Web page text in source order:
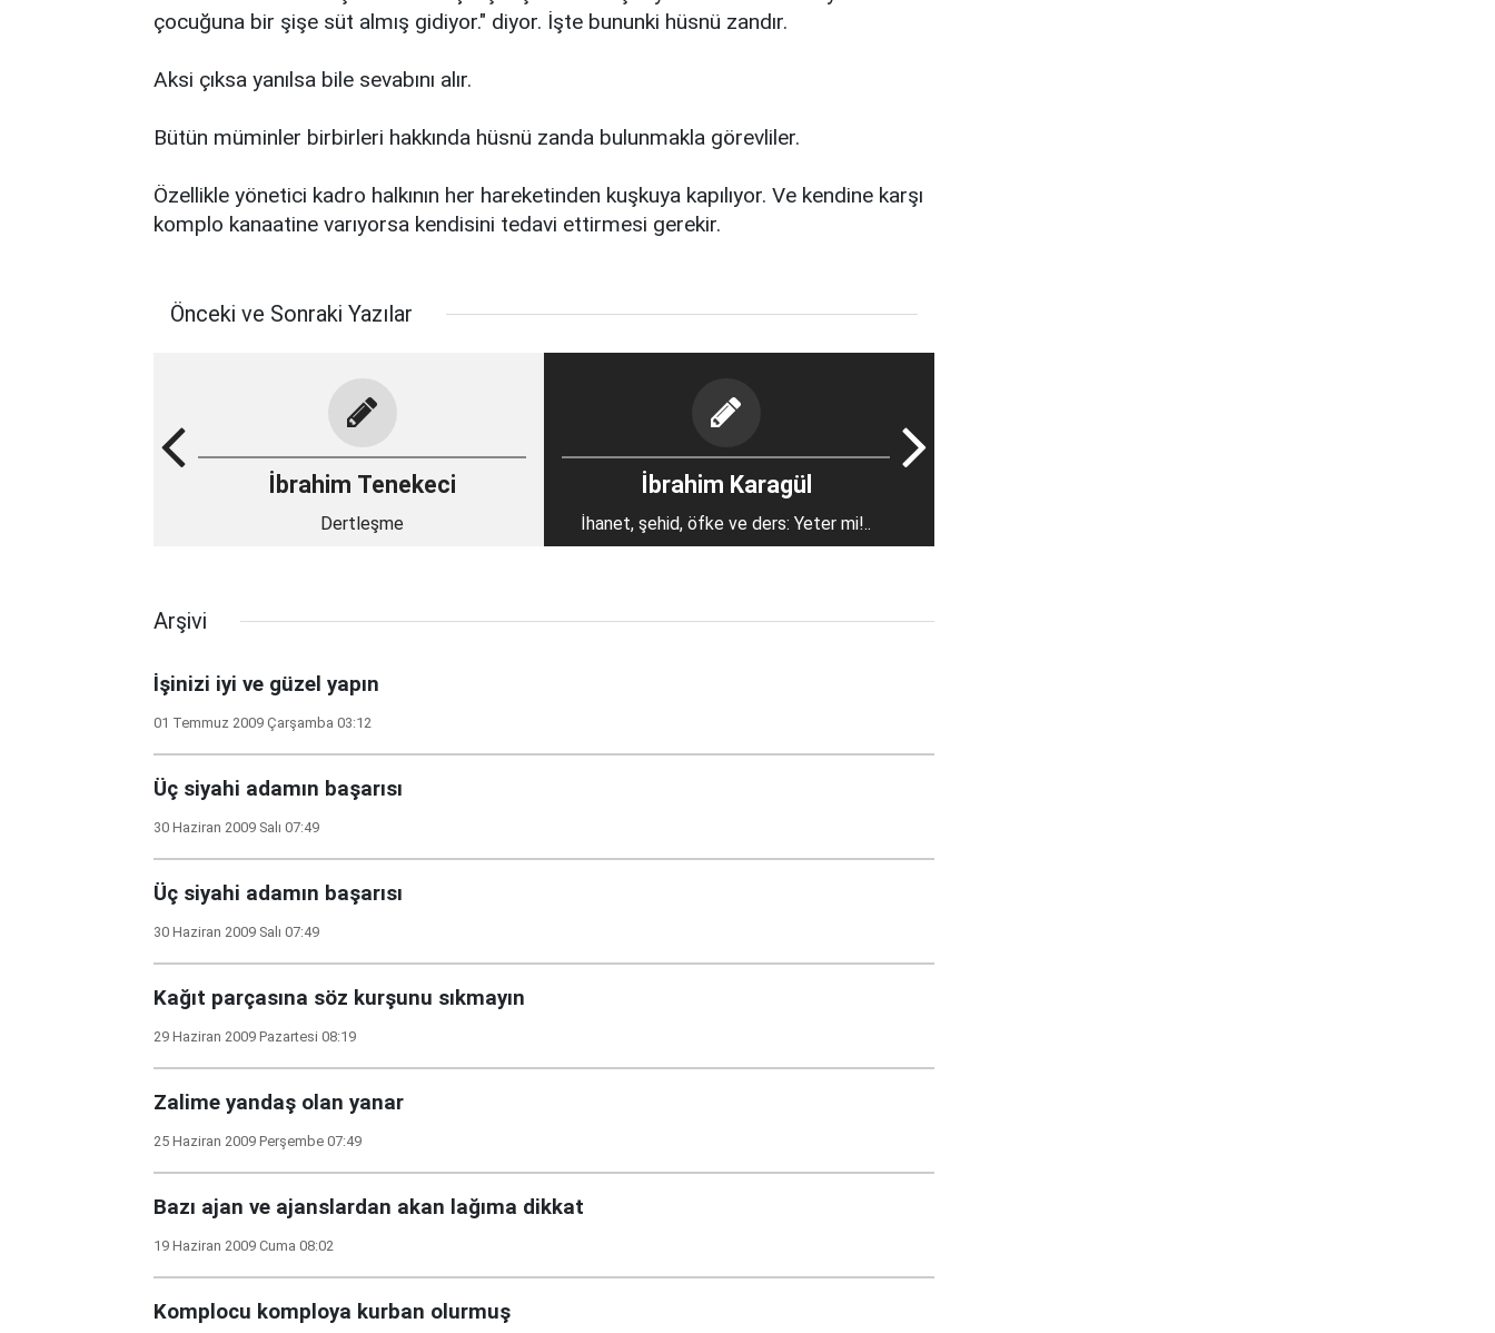
çocuğuna bir şişe süt almış gidiyor." diyor. İşte bununki hüsnü zandır.
Aksi çıksa yanılsa bile sevabını alır.
Bütün müminler birbirleri hakkında hüsnü zanda bulunmakla görevliler.
Özellikle yönetici kadro halkının her hareketinden kuşkuya kapılıyor. Ve kendine karşı
komplo kanaatine varıyorsa kendisini tedavi ettirmesi gerekir.
Önceki ve Sonraki Yazılar
İbrahim Tenekeci
Dertleşme
İbrahim Karagül
İhanet, şehid, öfke ve ders: Yeter mi!..
Arşivi
İşinizi iyi ve güzel yapın
01 Temmuz 2009 Çarşamba 03:12
Üç siyahi adamın başarısı
30 Haziran 2009 Salı 07:49
Üç siyahi adamın başarısı
30 Haziran 2009 Salı 07:49
Kağıt parçasına söz kurşunu sıkmayın
29 Haziran 2009 Pazartesi 08:19
Zalime yandaş olan yanar
25 Haziran 2009 Perşembe 07:49
Bazı ajan ve ajanslardan akan lağıma dikkat
19 Haziran 2009 Cuma 08:02
Komplocu komploya kurban olurmuş